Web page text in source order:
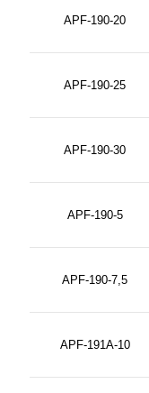
APF-190-20
APF-190-25
APF-190-30
APF-190-5
APF-190-7,5
APF-191A-10